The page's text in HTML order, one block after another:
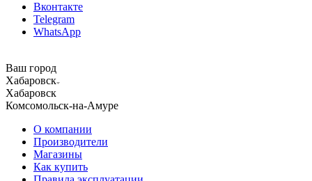
Вконтакте
Telegram
WhatsApp
Ваш город
Хабаровск
Хабаровск
Комсомольск-на-Амуре
О компании
Производители
Магазины
Как купить